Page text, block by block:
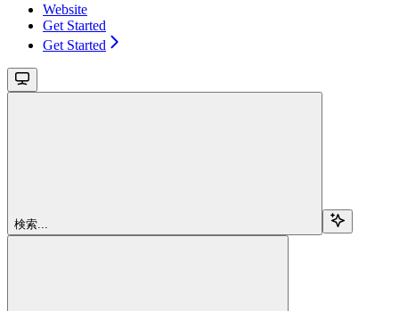
Website
Get Started
Get Started
検索...